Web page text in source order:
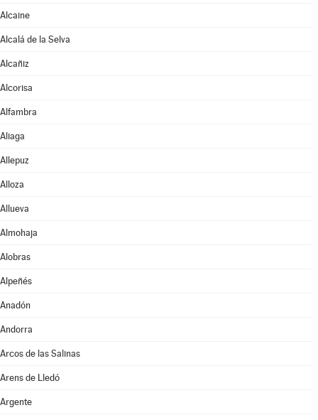
Alcaine
Alcalá de la Selva
Alcañiz
Alcorisa
Alfambra
Aliaga
Allepuz
Alloza
Allueva
Almohaja
Alobras
Alpeñés
Anadón
Andorra
Arcos de las Salinas
Arens de Lledó
Argente